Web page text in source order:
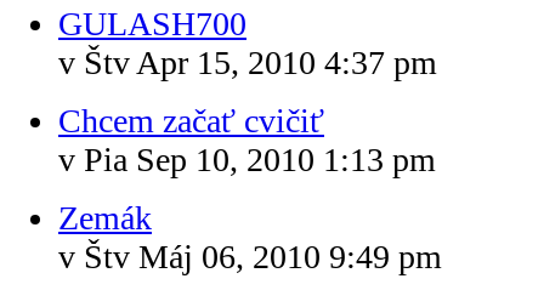
GULASH700
v Štv Apr 15, 2010 4:37 pm
Chcem začať cvičiť
v Pia Sep 10, 2010 1:13 pm
Zemák
v Štv Máj 06, 2010 9:49 pm